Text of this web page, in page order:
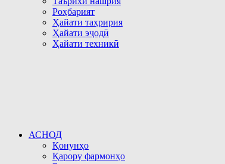
Роҳбарият
Ҳайати таҳририя
Ҳайати эҷодӣ
Ҳайати техникӣ
АСНОД
Қонунҳо
Қарору фармонҳо